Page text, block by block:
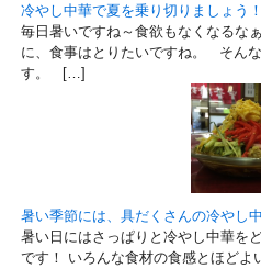
冷やし中華で夏を乗り切りましょう！
毎日暑いですね～食欲もなくなるな
に、食事はとりたいですね。 そん
す。 […]
暑い季節には、具だくさんの冷やし
暑い日にはさっぱりと冷やし中華を
です！ いろんな食材の食感とほど